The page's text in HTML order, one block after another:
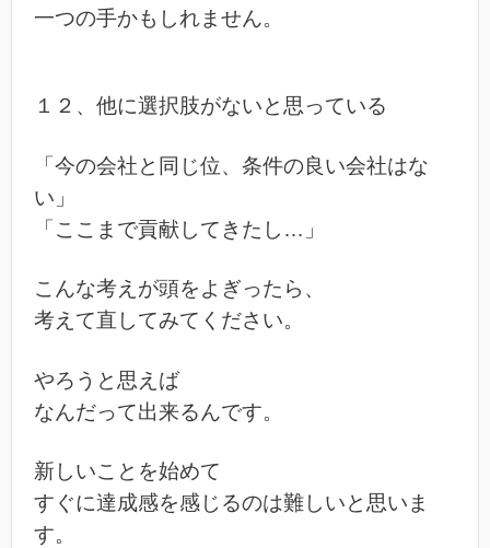
一つの手かもしれません。
１２、他に選択肢がないと思っている
「今の会社と同じ位、条件の良い会社はな
い」
「ここまで貢献してきたし…」
こんな考えが頭をよぎったら、
考えて直してみてください。
やろうと思えば
なんだって出来るんです。
新しいことを始めて
すぐに達成感を感じるのは難しいと思いま
す。